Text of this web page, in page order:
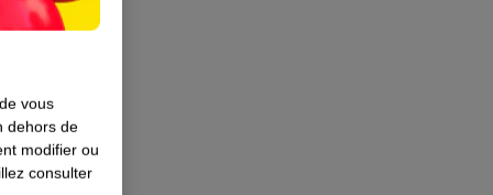
vous
dehors de
modifier ou
consulter